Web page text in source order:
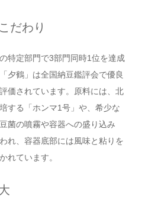
だわり
特定部門で3部門同時1位を達成
夕鶴」は全国納豆鑑評会で優良
価されています。原料には、北
する「ホンマ1号」や、希少な
菌の噴霧や容器への盛り込み
れ、容器底部には風味と粘りを
れています。